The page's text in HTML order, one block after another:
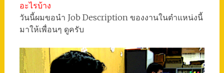
อะไรบ้าง
วันนี้ผมขอนำ Job Description ของงานในตำแหน่งนี้
มาให้เพื่อนๆ ดูครับ